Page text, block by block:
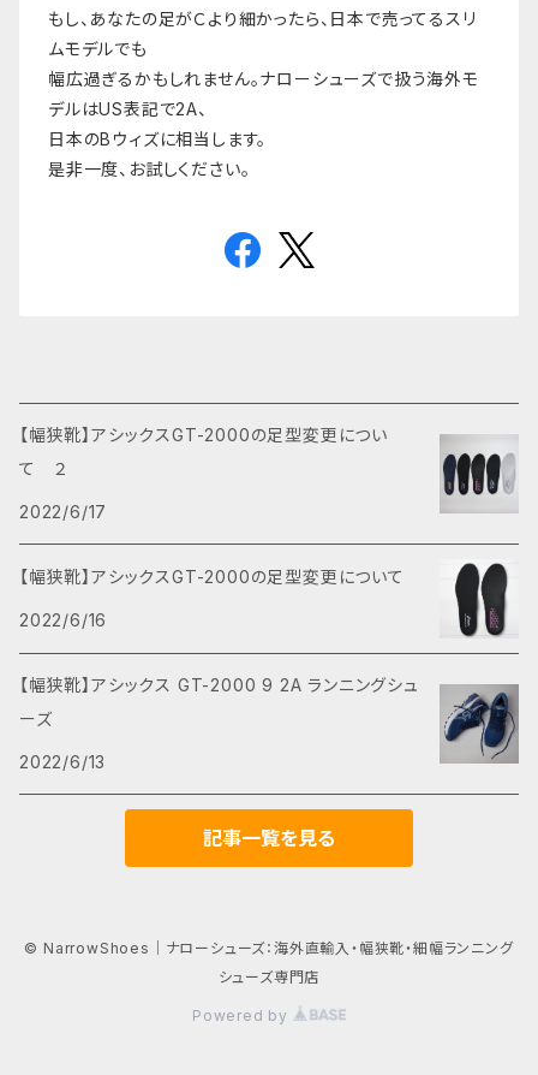
もし、あなたの足がＣより細かったら、日本で売ってるスリ
ムモデルでも
幅広過ぎるかもしれません。ナローシューズで扱う海外モ
デルはUS表記で2A、
日本のBウィズに相当します。
是非一度、お試しください。
【幅狭靴】アシックスGT-2000の足型変更につい
て ２
2022/6/17
【幅狭靴】アシックスGT-2000の足型変更について
2022/6/16
【幅狭靴】アシックス GT-2000 9 2A ランニングシュ
ーズ
2022/6/13
記事一覧を見る
© NarrowShoes｜ナローシューズ：海外直輸入・幅狭靴・細幅ランニング
シューズ専門店
Powered by